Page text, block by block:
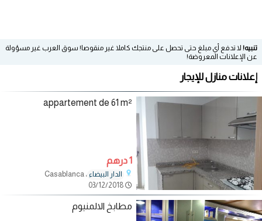
تنبيه! لا تدفع أي مبلغ حتى تحصل على منتجك كاملا غير منقوصا! سوق العرب غير مسؤولة
عن الإعلانات المعروضة!
إعلانات منازل للإيجار
appartement de 61 m²
1 درهم
الدار البيضاء ، Casablanca
مطابخ الالمنيوم